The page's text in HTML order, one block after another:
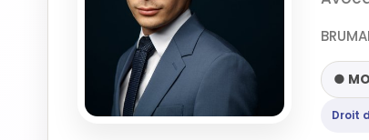
●
Droit